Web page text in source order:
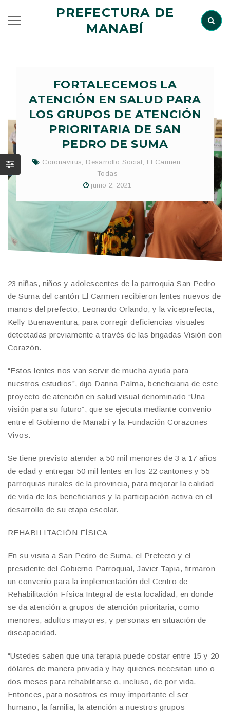
PREFECTURA DE
MANABÍ
FORTALECEMOS LA
ATENCIÓN EN SALUD PARA
LOS GRUPOS DE ATENCIÓN
PRIORITARIA DE SAN
PEDRO DE SUMA
Coronavirus, Desarrollo Social , El Carmen,
Todas
junio 2, 2021
23 niñas, niños y adolescentes de la parroquia San Pedro
de Suma del cantón El Carmen recibieron lentes nuevos de
manos del prefecto, Leonardo Orlando, y la viceprefecta,
Kelly Buenaventura, para corregir deficiencias visuales
detectadas previamente a través de las brigadas Visión con
Corazón.
“Estos lentes nos van servir de mucha ayuda para
nuestros estudios”, dijo Danna Palma, beneficiaria de este
proyecto de atención en salud visual denominado “Una
visión para su futuro”, que se ejecuta mediante convenio
entre el Gobierno de Manabí y la Fundación Corazones
Vivos.
Se tiene previsto atender a 50 mil menores de 3 a 17 años
de edad y entregar 50 mil lentes en los 22 cantones y 55
parroquias rurales de la provincia, para mejorar la calidad
de vida de los beneficiarios y la participación activa en el
desarrollo de su etapa escolar.
REHABILITACIÓN FÍSICA
En su visita a San Pedro de Suma, el Prefecto y el
presidente del Gobierno Parroquial, Javier Tapia, firmaron
un convenio para la implementación del Centro de
Rehabilitación Física Integral de esta localidad, en donde
se da atención a grupos de atención prioritaria, como
menores, adultos mayores, y personas en situación de
discapacidad.
“Ustedes saben que una terapia puede costar entre 15 y 20
dólares de manera privada y hay quienes necesitan uno o
dos meses para rehabilitarse o, incluso, de por vida.
Entonces, para nosotros es muy importante el ser
humano, la familia, la atención a nuestros grupos